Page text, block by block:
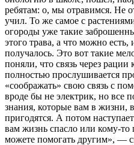
ребятам: о, мы отравимся. Не
учил. То же самое с
огороды уже такие
этого трава, а что можно
получалось. Это вот такие
поняли, что связь через
полностью прослушивается
«соображать» свою связь с
вроде бы не электрик, но все
знания, которые вам в жизни,
пригодятся. А потом
вам жизнь спасло или кому-
можете помогать другим», —